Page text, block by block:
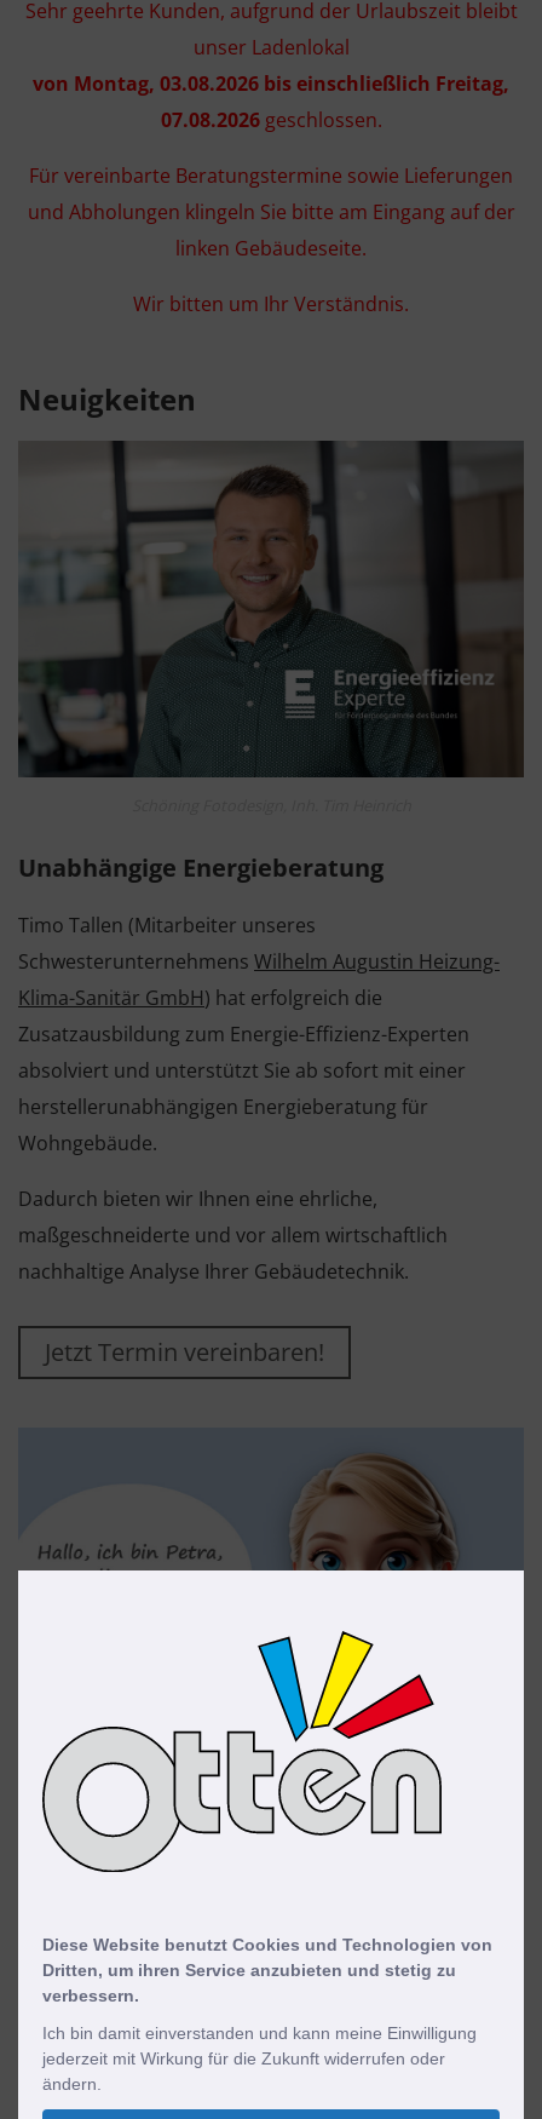
Sehr geehrte Kunden, aufgrund der Urlaubszeit bleibt
unser Ladenlokal
von Montag, 03.08.2026 bis einschließlich Freitag,
07.08.2026 geschlossen.
Für vereinbarte Beratungstermine sowie Lieferungen
und Abholungen klingeln Sie bitte am Eingang auf der
linken Gebäudeseite.
Wir bitten um Ihr Verständnis.
Neuigkeiten
Unabhängige Energieberatung
Timo Tallen (Mitarbeiter unseres
Schwesterunternehmens Wilhelm Augustin Heizung-
Klima-Sanitär GmbH) hat erfolgreich die
Zusatzausbildung zum Energie-Effizienz-Experten
absolviert und unterstützt Sie ab sofort mit einer
herstellerunabhängigen Energieberatung für
Wohngebäude.
Dadurch bieten wir Ihnen eine ehrliche,
maßgeschneiderte und vor allem wirtschaftlich
nachhaltige Analyse Ihrer Gebäudetechnik.
Jetzt Termin vereinbaren!
Dürfen wir vorstellen: Petra, unsere KI-
Assistentin für volle Erreichbarkeit
Kollegin. Sie springt ein, wenn alle Leitungen besetzt
sind, nimmt Ihr Anliegen auf, organisiert einen Rückruf
und koordiniert Terminwünsche. Was uns wichtig ist:
Petra ersetzt keine Menschen, sie unterstützt sie. Sollte
eine Antwort mal nicht ganz Ihren Erwartungen
Diese Website benutzt Cookies und Technologien von
Dritten, um ihren Service anzubieten und stetig zu
verbessern.
Ich bin damit einverstanden und kann meine Einwilligung
jederzeit mit Wirkung für die Zukunft widerrufen oder
ändern.